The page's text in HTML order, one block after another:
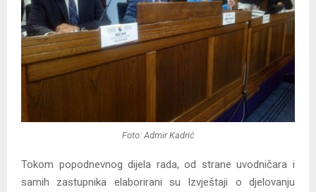
Foto: Admir Kadrić
Tokom popodnevnog dijela rada, od strane uvodničara i
samih zastupnika elaborirani su Izvještaji o djelovanju